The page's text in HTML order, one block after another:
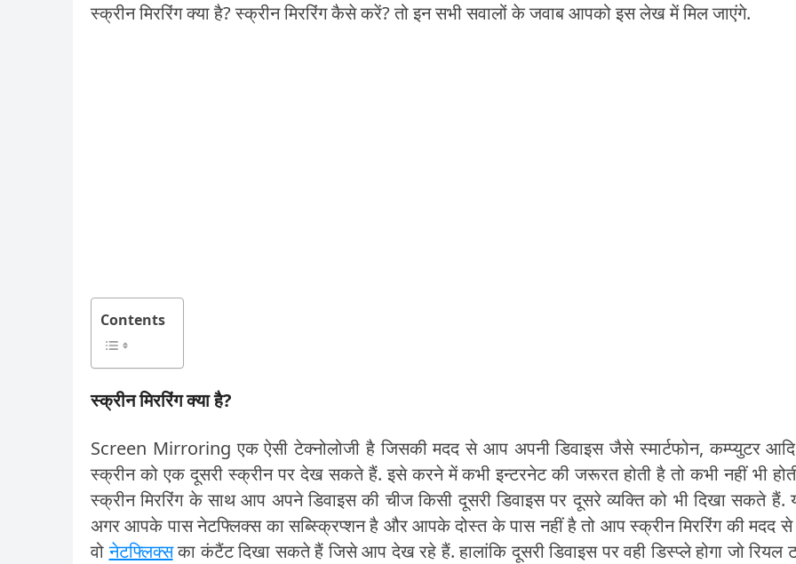
स्क्रीन मिररिंग क्या है? स्क्रीन मिररिंग कैसे करें? तो इन सभी सवालों के जवाब आपको इस लेख में मिल जाएंगे.
Contents
स्क्रीन मिररिंग क्या है?
Screen Mirroring एक ऐसी टेक्नोलोजी है जिसकी मदद से आप अपनी डिवाइस जैसे स्मार्टफोन, कम्प्युटर
स्क्रीन को एक दूसरी स्क्रीन पर देख सकते हैं. इसे करने में कभी इन्टरनेट की जरूरत होती है तो कभी नहीं भी
स्क्रीन मिररिंग के साथ आप अपने डिवाइस की चीज किसी दूसरी डिवाइस पर दूसरे व्यक्ति को भी दिखा सकते हैं.
अगर आपके पास नेटफ्लिक्स का सब्स्क्रिप्शन है और आपके दोस्त के पास नहीं है तो आप स्क्रीन मिररिंग की मदद
वोनेटफ्लिक्सका कंटैंट दिखा सकते हैं जिसे आप देख रहे हैं. हालांकि दूसरी डिवाइस पर वही डिस्प्ले होगा जो रियल